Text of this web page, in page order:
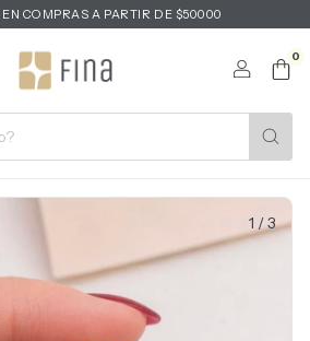
COMPRAS A PARTIR DE $50000
0
1 /3